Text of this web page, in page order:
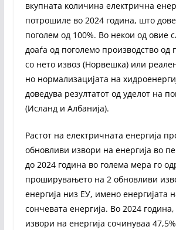
вкупната количина електрична
потрошиле во 2024 година, што
поголем од 100%. Во некои од овие
доаѓа од поголемо производство од
со нето извоз (Норвешка) или
но нормализацијата на
доведува резултатот од уделот на
(Исланд и Албанија).
Растот на електричната енергија
обновливи извори на енергија во
до 2024 година во голема мера го
проширувањето на 2 обновливи
енергија низ ЕУ, имено енергијата
сончевата енергија. Во 2024
извори на енергија сочинуваа